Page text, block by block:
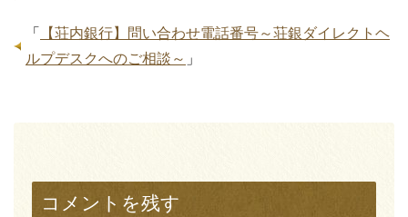
「
【荘内銀行】問い合わせ電話番号～荘銀ダイレクトヘ
ルプデスクへのご相談～ 」
コメントを残す